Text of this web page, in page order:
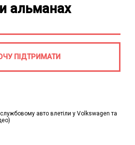
авто влетіли у Volkswagen та
альманах
ПІДТРИМАТИ